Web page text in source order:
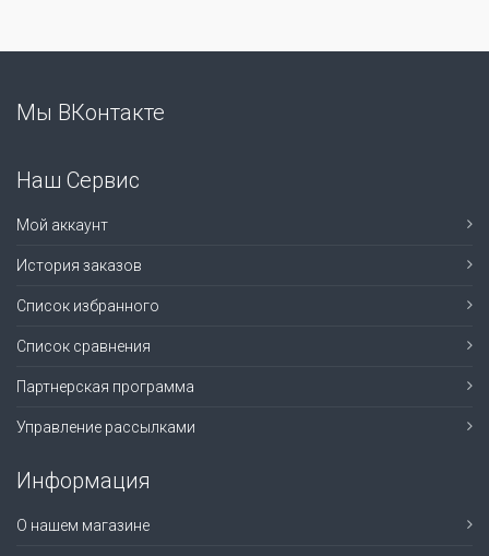
Мы ВКонтакте
Наш Сервис
Мой аккаунт
История заказов
Список избранного
Список сравнения
Партнерская программа
Управление рассылками
Информация
О нашем магазине